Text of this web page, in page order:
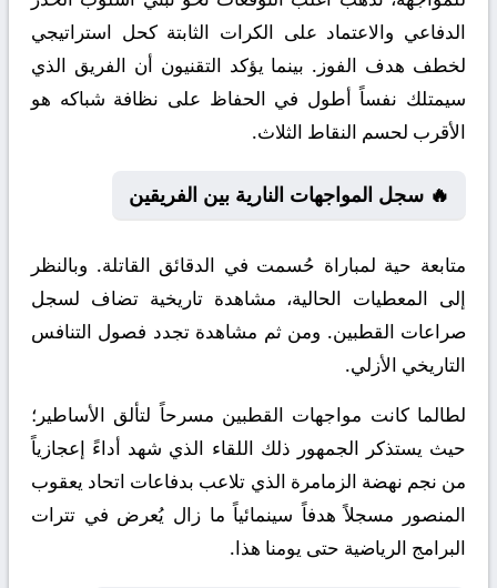
الدفاعي والاعتماد على الكرات الثابتة كحل استراتيجي
لخطف هدف الفوز. بينما يؤكد التقنيون أن الفريق الذي
سيمتلك نفساً أطول في الحفاظ على نظافة شباكه هو
الأقرب لحسم النقاط الثلاث.
🔥 سجل المواجهات النارية بين الفريقين
متابعة حية لمباراة حُسمت في الدقائق القاتلة. وبالنظر
إلى المعطيات الحالية، مشاهدة تاريخية تضاف لسجل
صراعات القطبين. ومن ثم مشاهدة تجدد فصول التنافس
التاريخي الأزلي.
لطالما كانت مواجهات القطبين مسرحاً لتألق الأساطير؛
حيث يستذكر الجمهور ذلك اللقاء الذي شهد أداءً إعجازياً
من نجم نهضة الزمامرة الذي تلاعب بدفاعات اتحاد يعقوب
المنصور مسجلاً هدفاً سينمائياً ما زال يُعرض في تترات
البرامج الرياضية حتى يومنا هذا.